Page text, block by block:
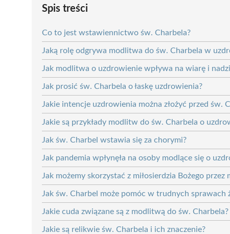
Spis treści
Co to jest wstawiennictwo św. Charbela?
Jaką rolę odgrywa modlitwa do św. Charbela w
Jak modlitwa o uzdrowienie wpływa na wiarę i
Jak prosić św. Charbela o łaskę uzdrowienia?
Jakie intencje uzdrowienia można złożyć przed św.
Jakie są przykłady modlitw do św. Charbela o
Jak św. Charbel wstawia się za chorymi?
Jak pandemia wpłynęła na osoby modlące się o
Jak możemy skorzystać z miłosierdzia Bożego
Jak św. Charbel może pomóc w trudnych sprawach
Jakie cuda związane są z modlitwą do św. Charbela?
Jakie są relikwie św. Charbela i ich znaczenie?